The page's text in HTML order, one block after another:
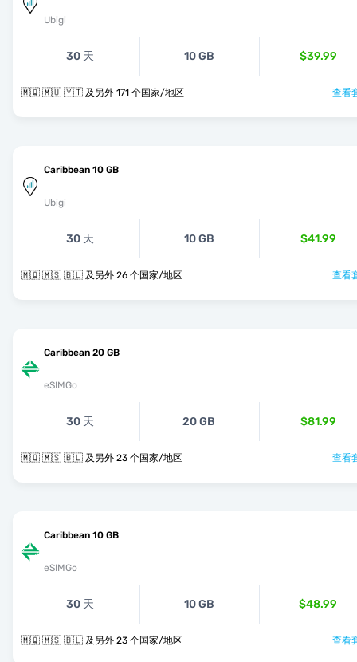
Ubigi
30 天 10 GB $39.99
🇲🇶 🇲🇺 🇾🇹 及另外 171 个国家/地区 查看
Caribbean 10 GB
Ubigi
30 天 10 GB $41.99
🇲🇶 🇲🇸 🇧🇱 及另外 26 个国家/地区 查看
Caribbean 20 GB
eSIMGo
30 天 20 GB $81.99
🇲🇶 🇲🇸 🇧🇱 及另外 23 个国家/地区 查看
Caribbean 10 GB
eSIMGo
30 天 10 GB $48.99
🇲🇶 🇲🇸 🇧🇱 及另外 23 个国家/地区 查看